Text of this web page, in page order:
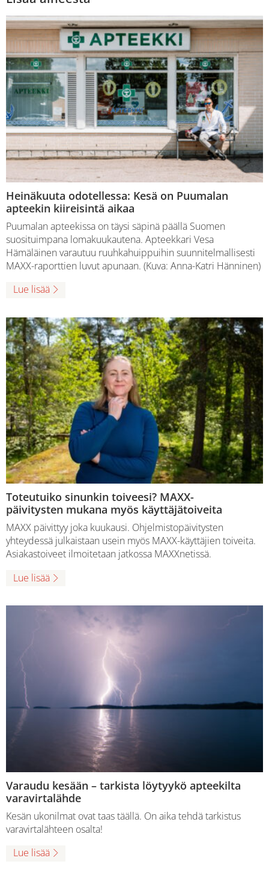
Heinäkuuta odotellessa: Kesä on Puumalan
apteekin kiireisintä aikaa
Puumalan apteekissa on täysi säpinä päällä Suomen
suosituimpana lomakuukautena. Apteekkari Vesa
Hämäläinen varautuu ruuhkahuippuihin suunnitelmallisesti
MAXX-raporttien luvut apunaan. (Kuva: Anna-Katri Hänninen)
Lue lisää
Toteutuiko sinunkin toiveesi? MAXX-
päivitysten mukana myös käyttäjätoiveita
MAXX päivittyy joka kuukausi. Ohjelmistopäivitysten
yhteydessä julkaistaan usein myös MAXX-käyttäjien toiveita.
Asiakastoiveet ilmoitetaan jatkossa MAXXnetissä.
Lue lisää
Varaudu kesään – tarkista löytyykö apteekilta
varavirtalähde
Kesän ukonilmat ovat taas täällä. On aika tehdä tarkistus
varavirtalähteen osalta!
Lue lisää